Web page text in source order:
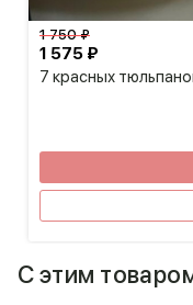
7 красных
1 575 ₽
1 750 ₽
С этим